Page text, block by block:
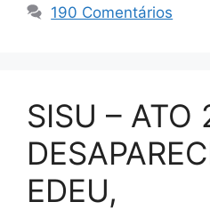
190 Comentários
SISU – ATO
EDEU,